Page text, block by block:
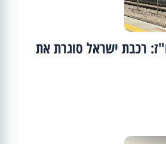
רכבת ישראל סוגרת את